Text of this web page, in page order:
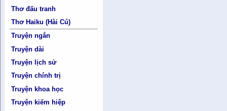
Thơ đấu tranh
Thơ Haiku (Hài Cú)
Truyện ngắn
Truyện dài
Truyện lịch sử
Truyện chính trị
Truyện khoa học
Truyện kiếm hiệp